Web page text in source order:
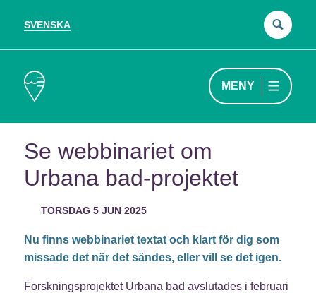
SVENSKA
Sök
MENY
Se webbinariet om
Urbana bad-projektet
TORSDAG 5 JUN 2025
Nu finns webbinariet textat och klart för dig som
missade det när det sändes, eller vill se det igen.
Forskningsprojektet Urbana bad avslutades i februari